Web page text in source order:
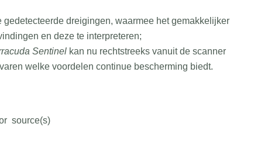
gedetecteerde dreigingen, waarmee het gemakkelijker
en deze te interpreteren;
Sentinel kan nu rechtstreeks vanuit de scanner
welke voordelen continue bescherming biedt.
source(s)